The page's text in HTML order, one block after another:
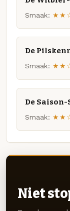
Smaak:
De
Smaak:
De
Smaak:
Niet